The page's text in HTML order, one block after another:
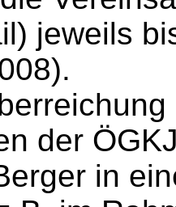
) jeweils
der
in